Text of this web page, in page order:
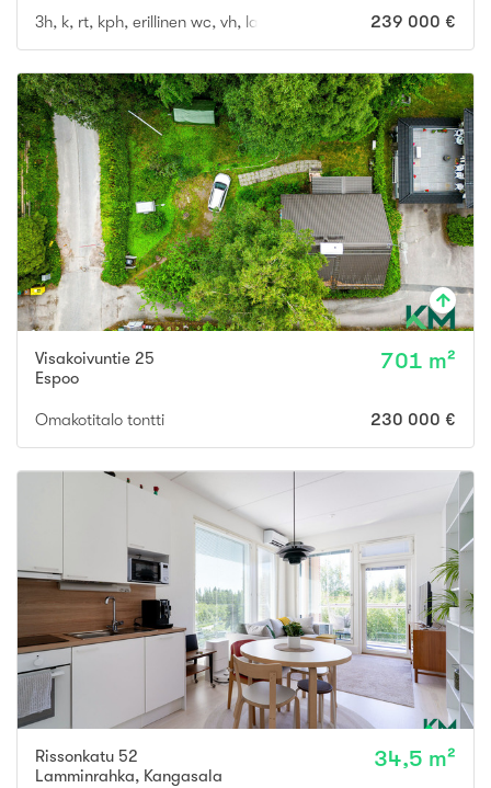
3h, k, rt, kph, erillinen wc, vh, lasitettu parveke 239 000 €
Visakoivuntie 25
Espoo
701 m²
Omakotitalo tontti 230 000 €
Rissonkatu 52
Lamminrahka, Kangasala
34,5 m²